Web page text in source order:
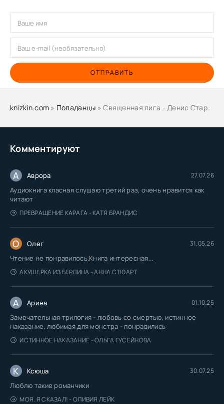
Комментируют
А Аврора 27.07.26
Аудиокнига класная слушаю третий раз, очень нравится как
читают
ПРЕВРАЩЕНИЕ КАРАГА - КАТЯ БРАНДИС
О Олег 31.05.26
Чтение не понравилось.Книга интересная...
АКУШЕРКА ИЗ БЕРЛИНА - АННА СТЮАРТ
А Арина 01.10.25
Замечательная трилогия - любовь со смертью, истинное
наказание, любимая для монстра - понравились
ИСТИННОЕ НАКАЗАНИЕ - ОЛЬГА ГУСЕЙНОВА
К Ксюша 30.07.25
Люблю такие романчики
МОЯ. Я СКАЗАЛ! - ОЛИВИЯ ЛЕЙК
ОТПРАВИТЬ
knizkin.com » Попаданцы » Священная лига - Денис Старый